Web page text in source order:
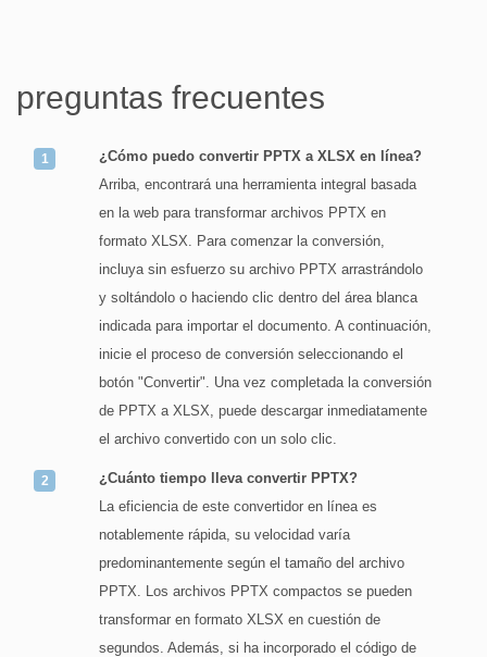
preguntas frecuentes
¿Cómo puedo convertir PPTX a XLSX en línea?
Arriba, encontrará una herramienta integral basada
en la web para transformar archivos PPTX en
formato XLSX. Para comenzar la conversión,
incluya sin esfuerzo su archivo PPTX arrastrándolo
y soltándolo o haciendo clic dentro del área blanca
indicada para importar el documento. A continuación,
inicie el proceso de conversión seleccionando el
botón "Convertir". Una vez completada la conversión
de PPTX a XLSX, puede descargar inmediatamente
el archivo convertido con un solo clic.
¿Cuánto tiempo lleva convertir PPTX?
La eficiencia de este convertidor en línea es
notablemente rápida, su velocidad varía
predominantemente según el tamaño del archivo
PPTX. Los archivos PPTX compactos se pueden
transformar en formato XLSX en cuestión de
segundos. Además, si ha incorporado el código de